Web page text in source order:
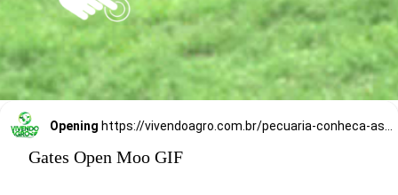
Opening https://vivendoagro.com.br/pecuaria-conheca-as-vantagens-em-usar-tecnologia-no-campo.html
Gates Open Moo GIF